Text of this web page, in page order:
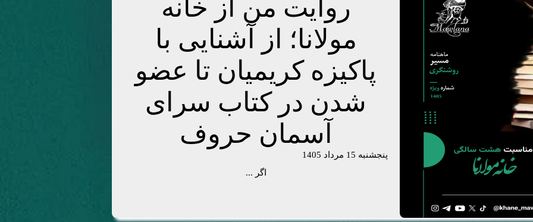
روایت من از خانه
مولانا؛ از آشنایی با
پاکیزه کریمیان تا عضو
شدن در کتاب سرای
آسمان حروف
پنجشنبه 15 مرداد 1405
اگر ...